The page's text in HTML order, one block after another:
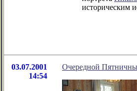
историческим
03.07.2001
14:54
Очередной